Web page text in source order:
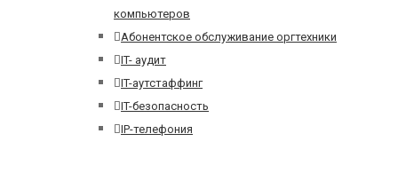
компьютеров
Абонентское обслуживание оргтехники
IT- аудит
IT-аутстаффинг
IT-безопасность
IP-телефония